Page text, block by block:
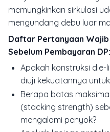
memungkinkan sirkulasi
mengundang debu luar
Daftar Pertanyaan
Sebelum Pembayaran DP:
Apakah konstruksi die-
diuji kekuatannya
Berapa batas
(stacking strength)
mengalami penyok?